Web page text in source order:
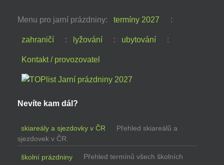
Menu pro jarní prázdniny: termíny 2027 :
zahraničí : lyžování : ubytování :
Kontakt / provozovatel
Nevíte kam dál?
skiareály a sjezdovky v ČR
Přehled skiareálů a
sjezdovek v ČR.
školní prázdniny
Přehled termínů všech školních